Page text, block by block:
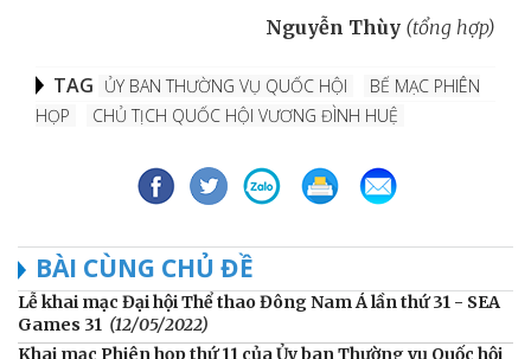
Nguyễn Thùy (tổng hợp)
TAG ỦY BAN THƯỜNG VỤ QUỐC HỘI
BẾ MẠC PHIÊN
HỌP
CHỦ TỊCH QUỐC HỘI VƯƠNG ĐÌNH HUỆ
BÀI CÙNG CHỦ ĐỀ
Lễ khai mạc Đại hội Thể thao Đông Nam Á lần thứ 31 - SEA
Games 31 (12/05/2022)
Khai mạc Phiên họp thứ 11 của Ủy ban Thường vụ Quốc hội